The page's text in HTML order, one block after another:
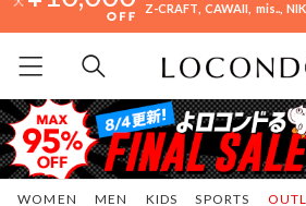
Z-CRAFT CAWAII mis..
WOMEN MEN KIDS SPORTS